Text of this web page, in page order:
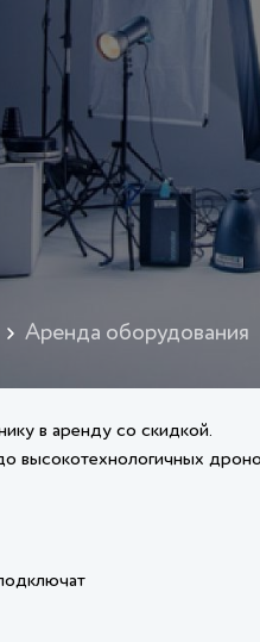
Аренда оборудования
в аренду со скидкой.
высокотехнологичных